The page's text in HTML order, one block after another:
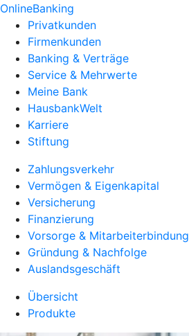
OnlineBanking
Privatkunden
Firmenkunden
Banking & Verträge
Service & Mehrwerte
Meine Bank
HausbankWelt
Karriere
Stiftung
Zahlungsverkehr
Vermögen & Eigenkapital
Versicherung
Finanzierung
Vorsorge & Mitarbeiterbindung
Gründung & Nachfolge
Auslandsgeschäft
Übersicht
Produkte